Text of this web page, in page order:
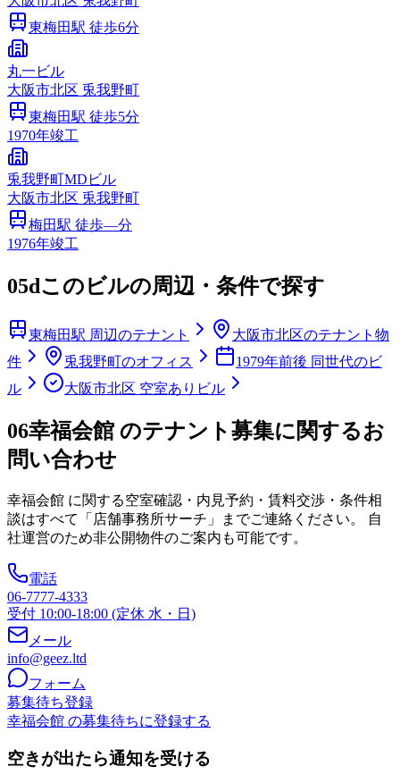
東梅田駅 徒歩6分
丸一ビル
大阪市北区 兎我野町
東梅田駅 徒歩5分
1970年竣工
兎我野町MDビル
大阪市北区 兎我野町
梅田駅 徒歩—分
1976年竣工
05dこのビルの周辺・条件で探す
東梅田駅 周辺のテナント
大阪市北区のテナント物
件
兎我野町のオフィス
1979年前後 同世代のビ
ル
大阪市北区 空室ありビル
06幸福会館 のテナント募集に関するお
問い合わせ
幸福会館 に関する空室確認・内見予約・賃料交渉・条件相
談はすべて「店舗事務所サーチ」までご連絡ください。 自
社運営のため非公開物件のご案内も可能です。
電話
06-7777-4333
受付 10:00-18:00 (定休 水・日)
メール
info@geez.ltd
フォーム
募集待ち登録
幸福会館 の募集待ちに登録する
空きが出たら通知を受ける